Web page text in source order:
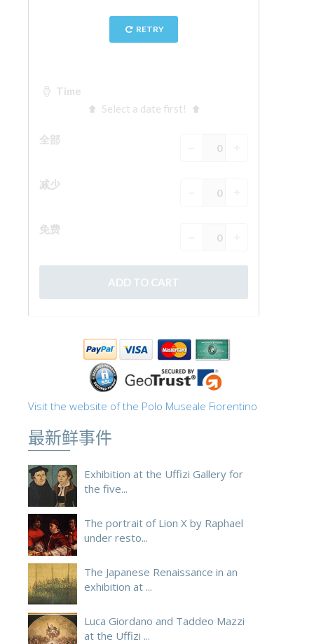
圣十字教堂
现在预定
Visit the website of the Polo Museale Fiorentino
最新鲜事件
Exhibition at the Uffizi Gallery for
the five...
The portrait of Lion X by Raphael
under resto...
The Japanese Renaissance in an
exhibition at ...
Luca Giordano and Taddeo Mazzi
at the Uffizi ...